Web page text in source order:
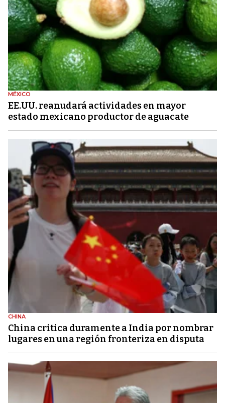
MÉXICO
EE.UU. reanudará actividades en mayor
estado mexicano productor de aguacate
CHINA
China critica duramente a India por nombrar
lugares en una región fronteriza en disputa